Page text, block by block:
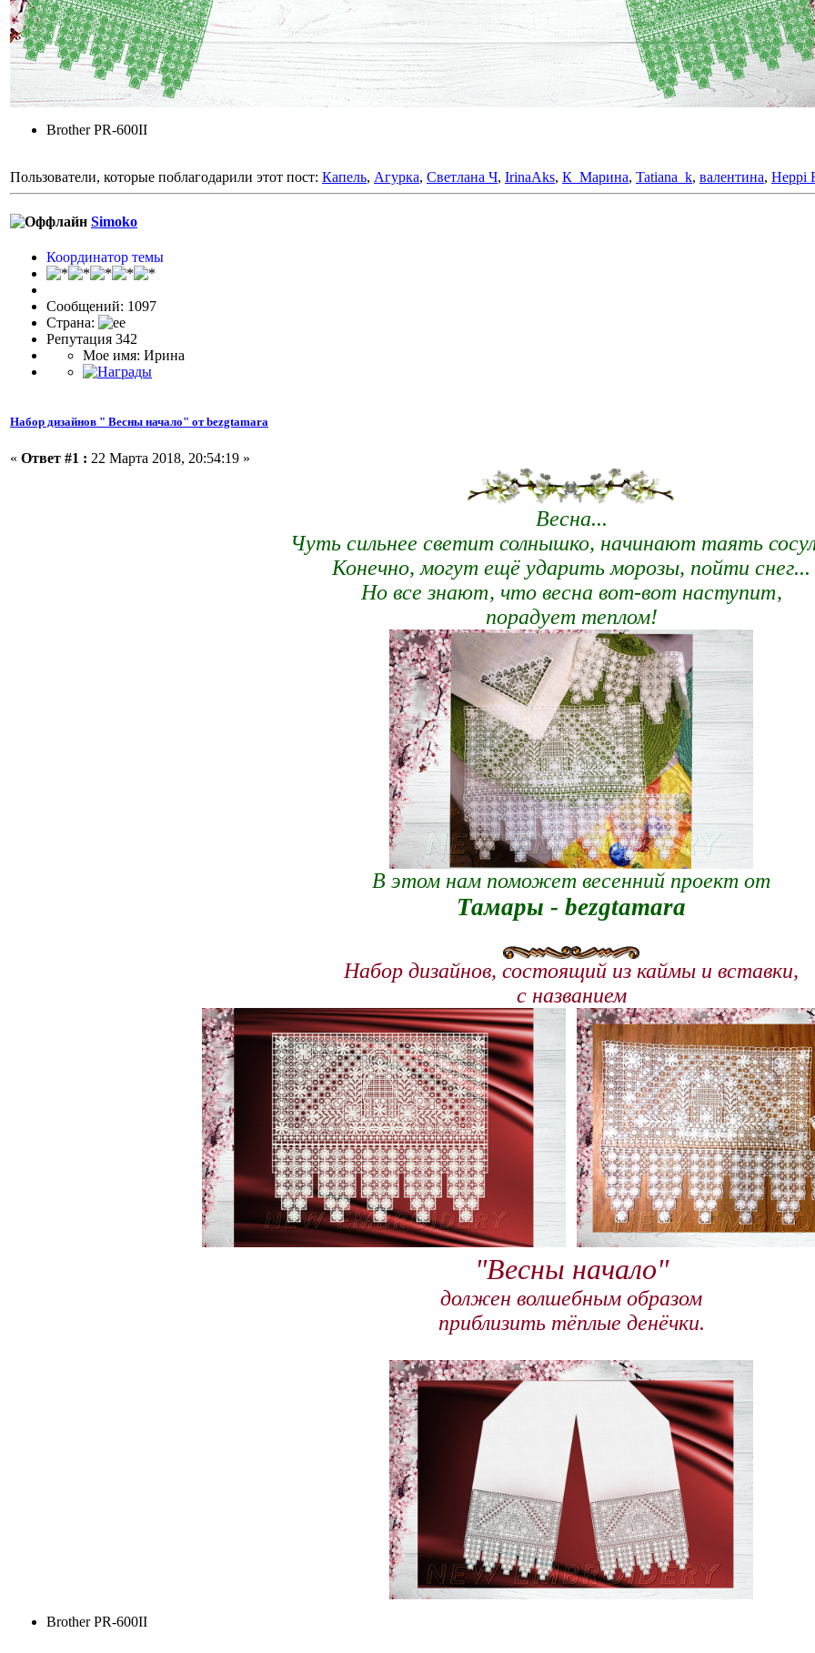
Brother PR-600II
Пользователи, которые поблагодарили этот пост: Капель, Агурка, Светлана Ч, IrinaAks, К_Марина, Tatiana_k, валентина, Heppi
Simoko
Координатор темы
Сообщений: 1097
Страна:
Репутация 342
Мое имя: Ирина
Набор дизайнов " Весны начало" от bezgtamara
« Ответ #1 : 22 Марта 2018, 20:54:19 »
Весна...
Чуть сильнее светит солнышко, начинают таять
Конечно, могут ещё ударить морозы, пойти снег...
Но все знают, что весна вот-вот наступит,
порадует теплом!
В этом нам поможет весенний проект от
Тамары - bezgtamara
Набор дизайнов, состоящий из каймы и вставки,
с названием
"Весны начало"
должен волшебным образом
приблизить тёплые денёчки.
Brother PR-600II